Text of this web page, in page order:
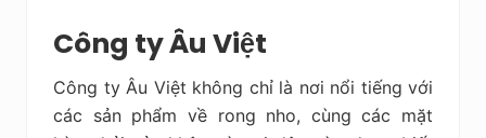
Công ty Âu Việt
Công ty Âu Việt không chỉ là nơi nổi tiếng với
các sản phẩm về rong nho, cùng các mặt